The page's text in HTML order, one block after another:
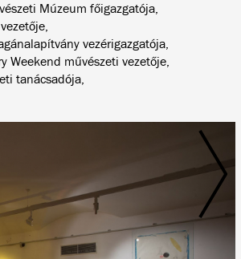
Múzeum főigazgatója,
vezérigazgatója,
Weekend művészeti vezetője,
tanácsadója,